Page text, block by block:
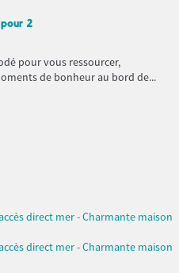
2
pour vous ressourcer,
de bonheur au bord de...